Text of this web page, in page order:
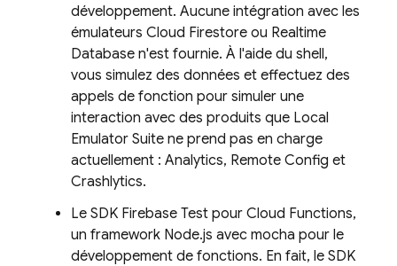
développement. Aucune intégration avec les
émulateurs Cloud Firestore ou Realtime
Database n'est fournie. À l'aide du shell,
vous simulez des données et effectuez des
appels de fonction pour simuler une
interaction avec des produits que Local
Emulator Suite ne prend pas en charge
actuellement : Analytics, Remote Config et
Crashlytics.
Le SDK Firebase Test pour Cloud Functions,
un framework Node.js avec mocha pour le
développement de fonctions. En fait, le SDK